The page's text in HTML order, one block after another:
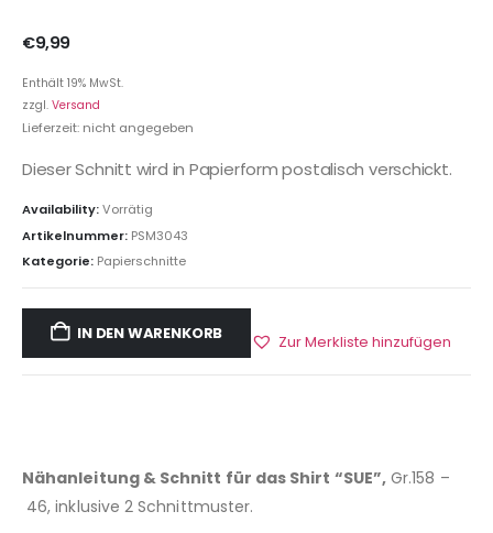
€9,99
Enthält 19% MwSt.
zzgl. Versand
Lieferzeit: nicht angegeben
Dieser Schnitt wird in Papierform postalisch verschickt.
Availability:Vorrätig
Artikelnummer: PSM3043
Kategorie: Papierschnitte
IN DEN WARENKORB Zur Merkliste hinzufügen
Nähanleitung & Schnitt für das Shirt “SUE”, Gr.158 –
46, inklusive 2 Schnittmuster.